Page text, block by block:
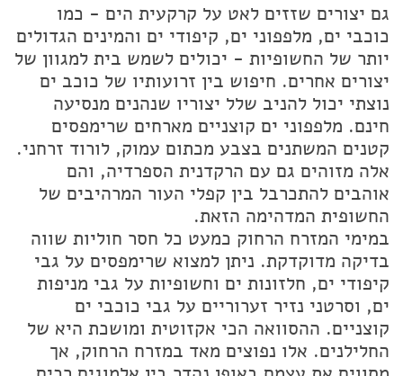
גם יצורים שזזים לאט על קרקעית הים - כמו
כוכבי ים, מלפפוני ים, קיפודי ים והמינים הגדולים
יותר של החשופיות - יכולים לשמש בית למגוון של
יצורים אחרים. חיפוש בין זרועותיו של כוכב ים
נוצתי יכול להניב שלל יצוריו שנהנים מנסיעה
חינם. מלפפוני ים קוצניים מארחים שרימפסים
קטנים המשתנים בצבע מכתום עמוק, לורוד זרחני.
אלה מזוהים גם עם הרקדנית הספרדיה, והם
אוהבים להתכרבל בין קפלי העור המרהיבים של
החשופית המדהימה הזאת.
במימי המזרח הרחוק כמעט כל חסר חוליות שווה
בדיקה מדוקדקת. ניתן למצוא שרימפסים על גבי
קיפודי ים, חלזונות ים וחשופיות על גבי מניפות
ים, וסרטני נזיר זערוריים על גבי כוכבי ים
קוצניים. ההסוואה הכי אקזוטית ומושכת היא של
החלילנים. אלו נפוצים מאד במזרח הרחוק, אך